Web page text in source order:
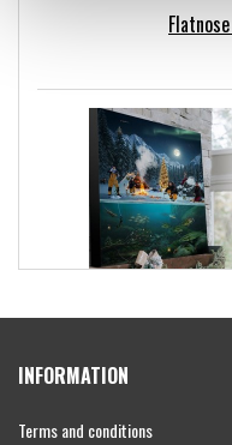
INFORMATION
Terms and conditions